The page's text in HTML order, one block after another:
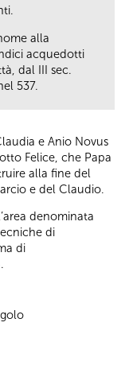
alla
acquedotti
dal III sec.
537.
e Anio Novus
Felice, che Papa
alla fine del
e del Claudio.
denominata
di
di